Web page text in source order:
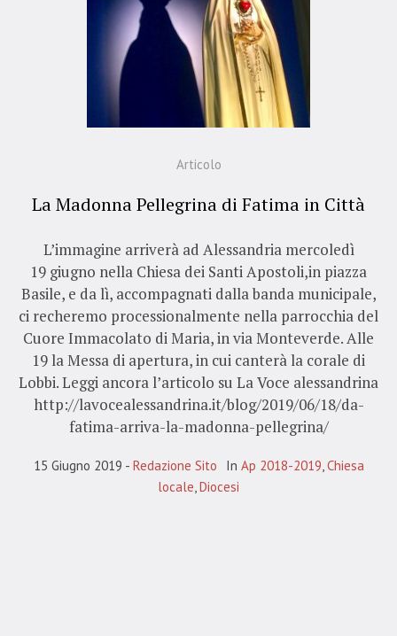
Articolo
La Madonna Pellegrina di Fatima in Città
L’immagine arriverà ad Alessandria mercoledì
19 giugno nella Chiesa dei Santi Apostoli,in piazza
Basile, e da lì, accompagnati dalla banda municipale,
ci recheremo processionalmente nella parrocchia del
Cuore Immacolato di Maria, in via Monteverde. Alle
19 la Messa di apertura, in cui canterà la corale di
Lobbi. Leggi ancora l’articolo su La Voce alessandrina
http://lavocealessandrina.it/blog/2019/06/18/da-
fatima-arriva-la-madonna-pellegrina/
15 Giugno 2019 Redazione Sito In Ap 2018-2019 Chiesa
locale Diocesi